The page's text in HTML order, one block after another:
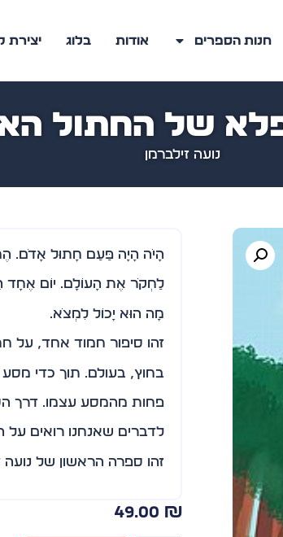
חנות הספרים אודות בלוג יצירת
של החתול
נועה זילברמן
הָיֹה הָיָה פַּעַם חָתוּל אָדֹם.
לַחְקֹר אֶת הָעוֹלָם. יוֹם
מָה הוּא יָכוֹל לִמְצֹא.
זהו סיפור חמוד אחד, על
בחוץ, בעולם. תוך כדי
פחות מהמסע עצמו. דרך
לדברים שאנחנו רואים
זהו ספרה הראשון של נועה
49.00 ₪